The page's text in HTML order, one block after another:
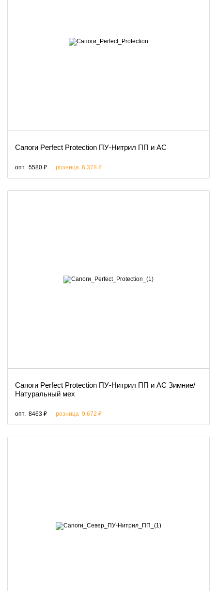
Сапоги Perfect Protection ПУ-Нитрил ПП и АС
опт. 5580 ₽ розница 6 378 ₽
Сапоги Perfect Protection ПУ-Нитрил ПП и АС Зимние/
Натуральный мех
опт. 8463 ₽ розница 9 672 ₽